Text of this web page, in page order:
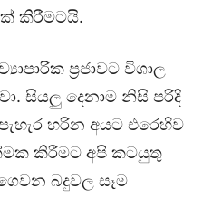
කිරීමටයි.
ප්‍රජාවට විශාල
සියලු දෙනාම නිසි පරිදි
හරින අයට එරෙහිව
කිරීමට අපි කටයුතු
බදුවල සෑම